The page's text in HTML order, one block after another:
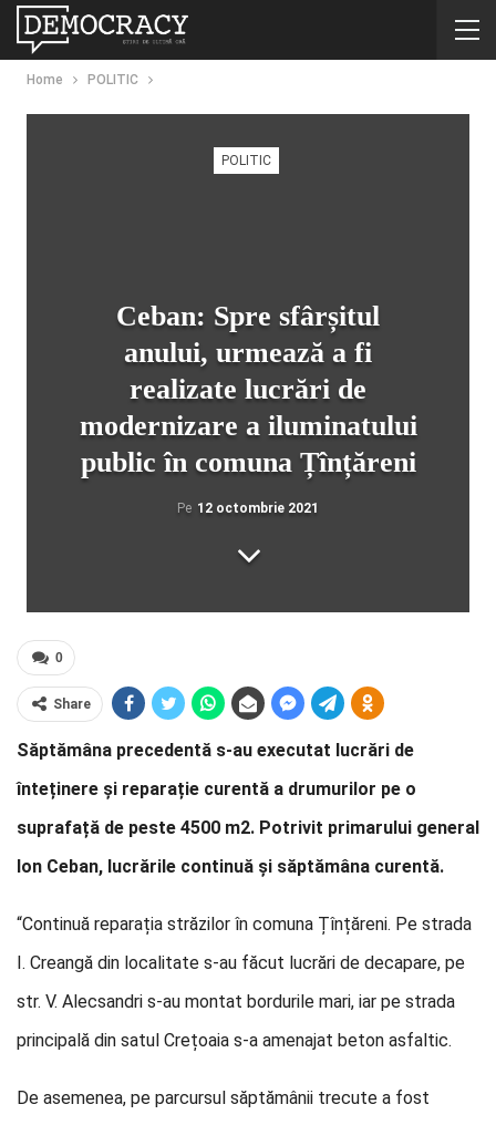
Home POLITIC
POLITIC
Ceban: Spre sfârșitul
anului, urmează a fi
realizate lucrări de
modernizare a iluminatului
public în comuna Țînțăreni
Pe 12 octombrie 2021
0
Share
Săptămâna precedentă s-au executat lucrări de
înteținere și reparație curentă a drumurilor pe o
suprafață de peste 4500 m2. Potrivit primarului general
Ion Ceban, lucrările continuă și săptămâna curentă.
“Continuă reparația străzilor în comuna Țînțăreni. Pe strada
I. Creangă din localitate s-au făcut lucrări de decapare, pe
str. V. Alecsandri s-au montat bordurile mari, iar pe strada
principală din satul Crețoaia s-a amenajat beton asfaltic.
De asemenea, pe parcursul săptămânii trecute a fost